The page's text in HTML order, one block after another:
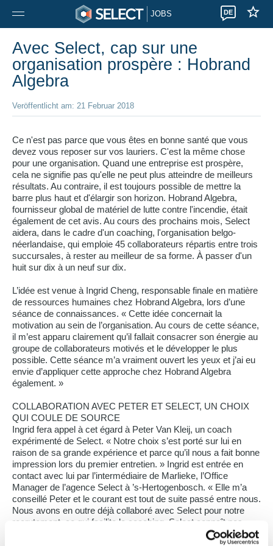
JOBS DE
Avec Select, cap sur une
organisation prospère : Hobrand
Algebra
Veröffentlicht am: 21 Februar 2018
Ce n'est pas parce que vous êtes en bonne santé que vous
devez vous reposer sur vos lauriers. C'est la même chose
pour une organisation. Quand une entreprise est prospère,
cela ne signifie pas qu'elle ne peut plus atteindre de meilleurs
résultats. Au contraire, il est toujours possible de mettre la
barre plus haut et d'élargir son horizon. Hobrand Algebra,
fournisseur global de matériel de lutte contre l'incendie, était
également de cet avis. Au cours des prochains mois, Select
aidera, dans le cadre d'un coaching, l'organisation belgo-
néerlandaise, qui emploie 45 collaborateurs répartis entre trois
succursales, à rester au meilleur de sa forme. À passer d'un
huit sur dix à un neuf sur dix.
L’idée est venue à Ingrid Cheng, responsable finale en matière
de ressources humaines chez Hobrand Algebra, lors d’une
séance de connaissances. « Cette idée concernait la
motivation au sein de l’organisation. Au cours de cette séance,
il m’est apparu clairement qu’il fallait consacrer son énergie au
groupe de collaborateurs motivés et le développer le plus
possible. Cette séance m’a vraiment ouvert les yeux et j’ai eu
envie d’appliquer cette approche chez Hobrand Algebra
également. »
COLLABORATION AVEC PETER ET SELECT, UN CHOIX
QUI COULE DE SOURCE
Ingrid fera appel à cet égard à Peter Van Kleij, un coach
expérimenté de Select. « Notre choix s’est porté sur lui en
raison de sa grande expérience et parce qu’il nous a fait bonne
impression lors du premier entretien. » Ingrid est entrée en
contact avec lui par l’intermédiaire de Marlieke, l’Office
Manager de l’agence Select à ’s-Hertogenbosch. « Elle m’a
conseillé Peter et le courant est tout de suite passé entre nous.
Nous avons en outre déjà collaboré avec Select pour notre
recrutement, ce qui facilite le coaching. Select connaît nos